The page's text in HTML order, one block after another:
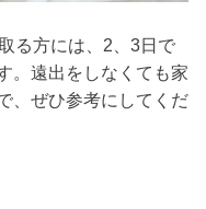
る方には、2、3日で
。遠出をしなくても家
、ぜひ参考にしてくだ